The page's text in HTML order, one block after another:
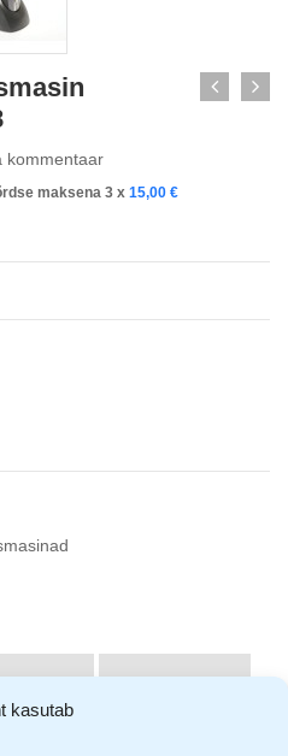
kasutab
kommentaar
maksena 3 x 15,00 €
(1) TOOTJAD (1)